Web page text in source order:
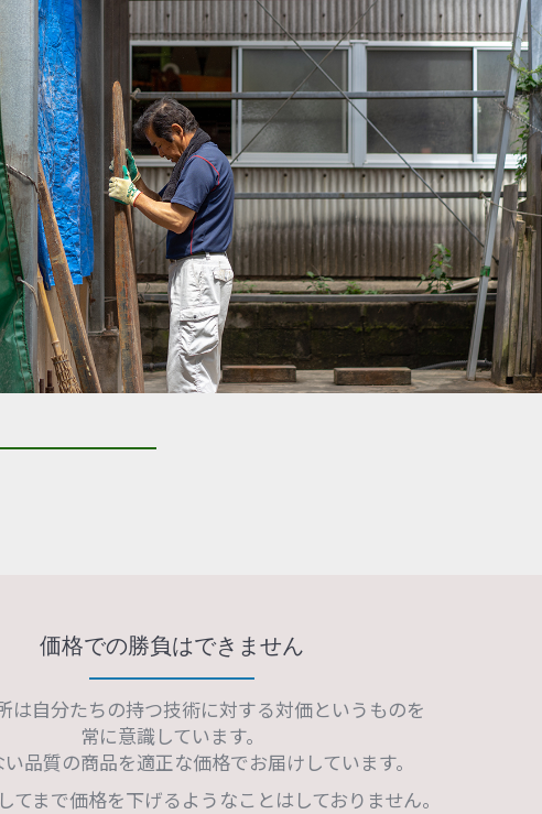
価格での勝負はできません
は自分たちの持つ技術に対する対価というものを
常に意識しています。
品質の商品を適正な価格でお届けしています。
てまで価格を下げるようなことはしておりません。